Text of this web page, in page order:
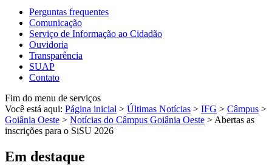
Perguntas frequentes
Comunicação
Serviço de Informação ao Cidadão
Ouvidoria
Transparência
SUAP
Contato
Fim do menu de serviços
Você está aqui: Página inicial > Últimas Notícias > IFG > Câmpus >
Goiânia Oeste > Notícias do Câmpus Goiânia Oeste > Abertas as
inscrições para o SiSU 2026
Em destaque